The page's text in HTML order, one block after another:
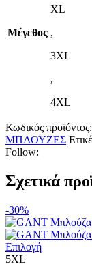
Μέγεθος
XL
,
3XL
,
4XL
Κωδικός προϊόντος:
ΜΠΛΟΥΖΕΣ
Follow:
Σχετικά
-30%
ΕπιλογήΑυτό
5XL